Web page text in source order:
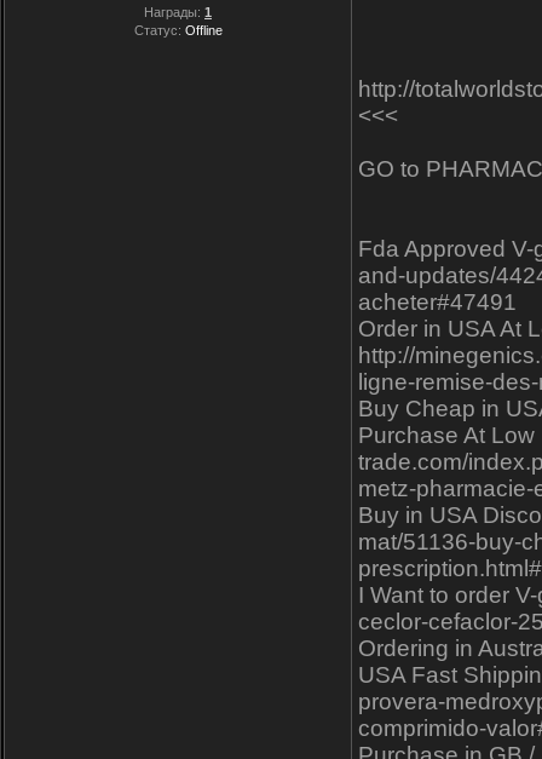
Награды: 1
Статус: Offline
http://
<<<
GO to
Fda Approved
and-updates/
acheter#47491
Order in USA At
http://
ligne-remise-
Buy Cheap in
Purchase At
trade.com/
metz-
Buy in USA
mat/51136-buy-
I Want to order
ceclor-cefaclor-
Ordering in
USA Fast
provera-
comprimido-